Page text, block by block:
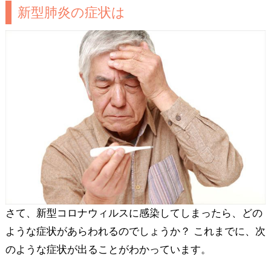
新型肺炎の症状は
さて、新型コロナウィルスに感染してしまったら、どの
ような症状があらわれるのでしょうか？ これまでに、次
のような症状が出ることがわかっています。